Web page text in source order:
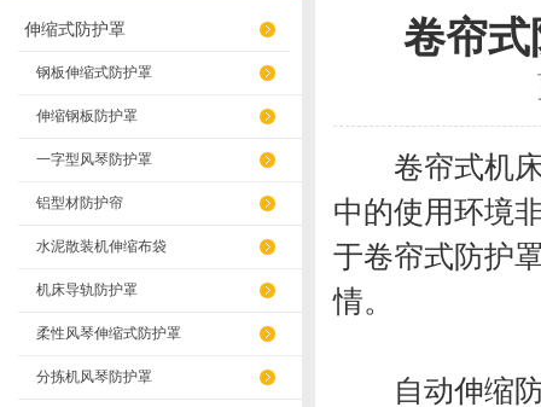
伸缩式防护罩
钢板伸缩式防护罩
伸缩钢板防护罩
一字型风琴防护罩
铝型材防护帘
水泥散装机伸缩布袋
机床导轨防护罩
柔性风琴伸缩式防护罩
分拣机风琴防护罩
卷帘
卷帘式机床
中的使用环境
于卷帘式防护
情。
自动伸缩防